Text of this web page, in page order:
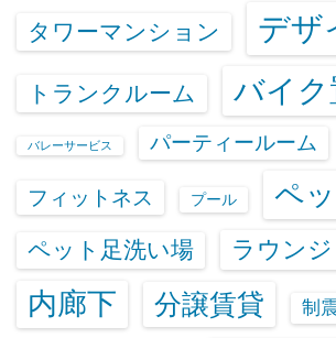
タワーマンション デザ
トランクルーム バイク
バレーサービス パーティールーム
フィットネス プール ペ
ペット足洗い場 ラウンジ
内廊下 分譲賃貸 制